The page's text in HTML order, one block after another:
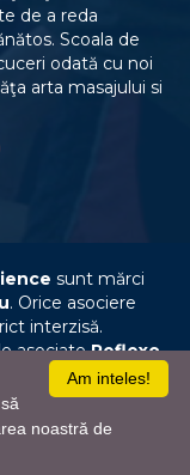
de a reda
Scoala de
odată cu noi
arta masajului si
sunt mărci
. Orice asociere
interzisă.
asociateReflexo-
strict interzisă.
,www.scoala-
Am inteles!
noastră de